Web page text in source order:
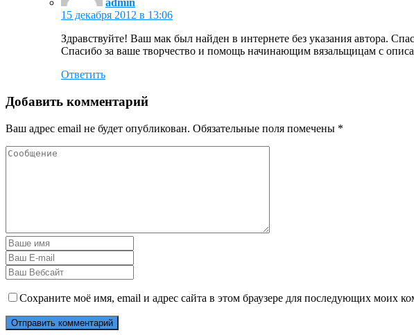
admin
15 декабря 2012 в 13:06
Здравствуйте! Ваш мак был найден в интернете без указания автора.
Спасибо за ваше творчество и помощь начинающим вязальщицам с
Ответить
Добавить комментарий
Ваш адрес email не будет опубликован. Обязательные поля помечены *
Сохраните моё имя, email и адрес сайта в этом браузере для последующих моих